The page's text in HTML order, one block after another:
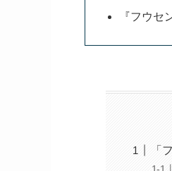
『フウセ
「